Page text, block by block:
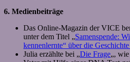
6. Medienbeiträge
Das Online-Magazin der VICE
unter dem Titel „Samenspende:
kennenlernte“ über die
Julia erzählte bei „Die Frage„,